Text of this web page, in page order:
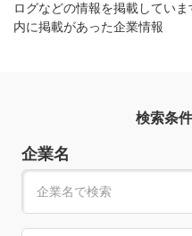
ログなどの情報を掲載してい
内に掲載があった企業情報
検索条
企業名